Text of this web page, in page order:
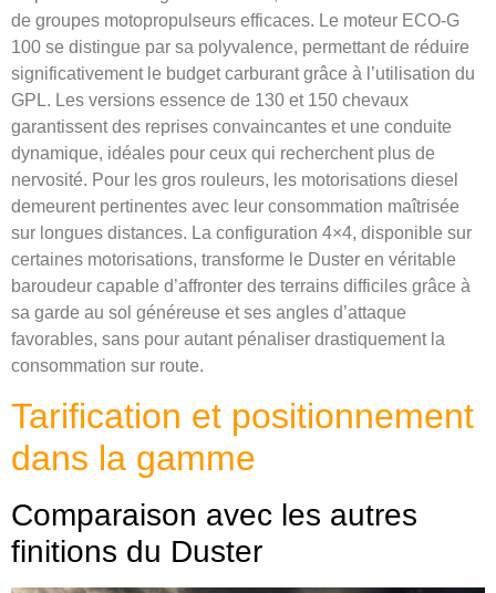
de groupes motopropulseurs efficaces. Le moteur ECO-G
100 se distingue par sa polyvalence, permettant de réduire
significativement le budget carburant grâce à l’utilisation du
GPL. Les versions essence de 130 et 150 chevaux
garantissent des reprises convaincantes et une conduite
dynamique, idéales pour ceux qui recherchent plus de
nervosité. Pour les gros rouleurs, les motorisations diesel
demeurent pertinentes avec leur consommation maîtrisée
sur longues distances. La configuration 4×4, disponible sur
certaines motorisations, transforme le Duster en véritable
baroudeur capable d’affronter des terrains difficiles grâce à
sa garde au sol généreuse et ses angles d’attaque
favorables, sans pour autant pénaliser drastiquement la
consommation sur route.
Tarification et positionnement
dans la gamme
Comparaison avec les autres
finitions du Duster